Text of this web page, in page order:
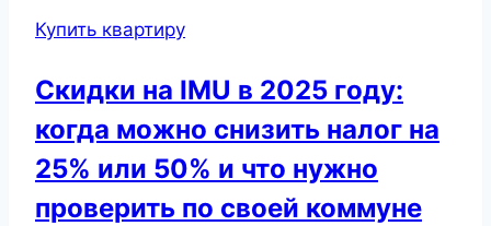
Купить квартиру
Скидки на IMU в 2025 году:
когда можно снизить налог на
25% или 50% и что нужно
проверить по своей коммуне